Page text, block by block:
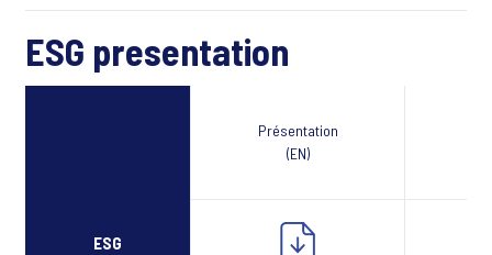
ESG presentation
Présentation
(EN)
ESG